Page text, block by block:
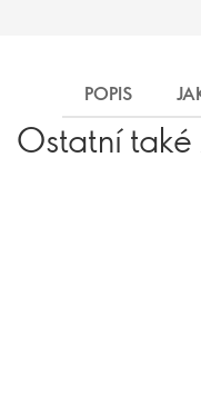
POPIS
Ostatní